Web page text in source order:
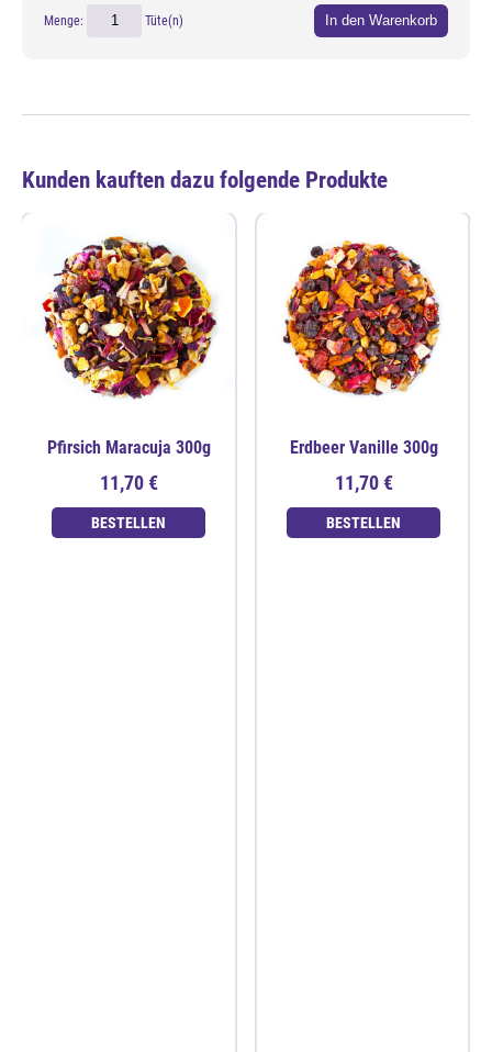
Menge: Tüte(n) In den Warenkorb
Kunden kauften dazu folgende Produkte
Pfirsich Maracuja 300g
11,70 €
BESTELLEN
Erdbeer Vanille 300g
11,70 €
BESTELLEN